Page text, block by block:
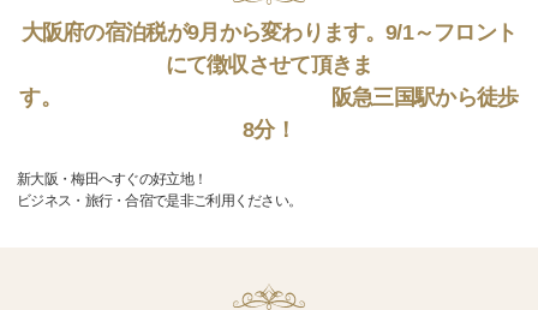
大阪府の宿泊税が9月から変わります。9/1～フロント
にて徴収させて頂きま
す。 阪急三国駅から徒歩
8分！
新大阪・梅田へすぐの好立地！
ビジネス・旅行・合宿で是非ご利用ください。